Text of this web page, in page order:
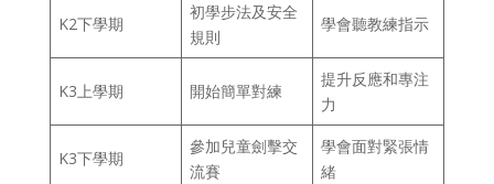
K2下學期
初學步法及安全
規則
學會聽教練指示
K3上學期 開始簡單對練
提升反應和專注
力
K3下學期
參加兒童劍擊交
流賽
學會面對緊張情
緒